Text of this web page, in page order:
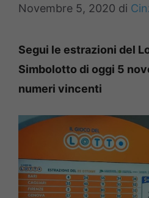
Novembre 5, 2020 di
Segui le estrazioni del
Simbolotto di oggi 5
numeri vincenti